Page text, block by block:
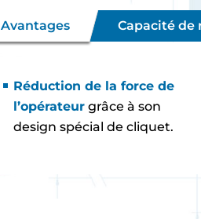
Avantages Capacité de
Réduction de la force de
l’opérateur grâce à son
design spécial de cliquet.